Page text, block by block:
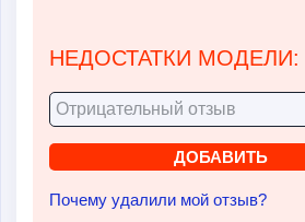
НЕДОСТАТКИ МОДЕЛИ:
Почему удалили мой отзыв?